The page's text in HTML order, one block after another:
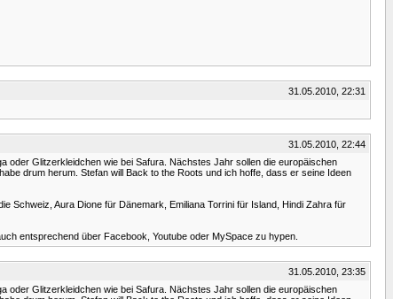
31.05.2010, 22:31
31.05.2010, 22:44
oder Glitzerkleidchen wie bei Safura. Nächstes Jahr sollen die europäischen
drum herum. Stefan will Back to the Roots und ich hoffe, dass er seine Ideen
Schweiz, Aura Dione für Dänemark, Emiliana Torrini für Island, Hindi Zahra für
entsprechend über Facebook, Youtube oder MySpace zu hypen.
31.05.2010, 23:35
oder Glitzerkleidchen wie bei Safura. Nächstes Jahr sollen die europäischen